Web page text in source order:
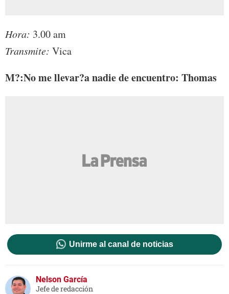
Hora: 3.00 am
Transmite: Vica
M?:No me llevar?a nadie de encuentro: Thomas
Unirme al canal de noticias
Nelson García
Jefe de redacción